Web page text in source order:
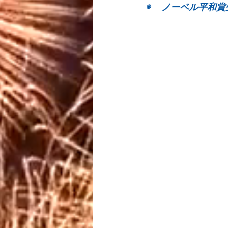
◉ 　ノーベル平和